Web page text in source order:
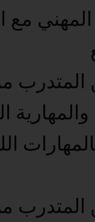
مع
المتدرب
المتدرب